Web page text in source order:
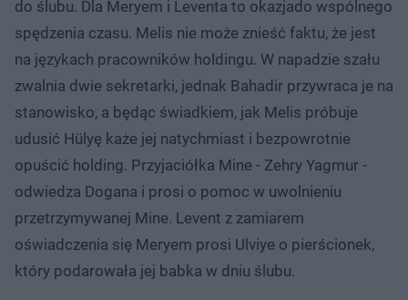
do ślubu. Dla Meryem i Leventa to okazjado wspólnego
spędzenia czasu. Melis nie może znieść faktu, że jest
na językach pracowników holdingu. W napadzie szału
zwalnia dwie sekretarki, jednak Bahadir przywraca je na
stanowisko, a będąc świadkiem, jak Melis próbuje
udusić Hülyę każe jej natychmiast i bezpowrotnie
opuścić holding. Przyjaciółka Mine - Zehry Yagmur -
odwiedza Dogana i prosi o pomoc w uwolnieniu
przetrzymywanej Mine. Levent z zamiarem
oświadczenia się Meryem prosi Ulviye o pierścionek,
który podarowała jej babka w dniu ślubu.